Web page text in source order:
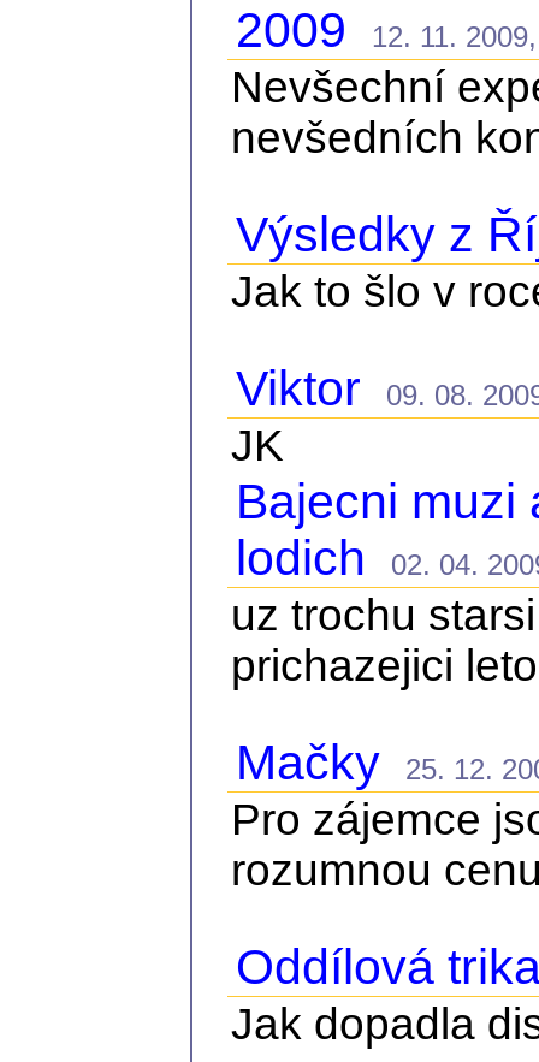
2009 12. 11.
Nevšechní
nevšedních
Výsledky z
Jak to šlo v
Viktor 09. 08.
JK
Bajecni muzi
lodich 02. 04.
uz trochu
prichazejici
Mačky 25. 12.
Pro zájemce
rozumnou
Oddílová
Jak dopadla